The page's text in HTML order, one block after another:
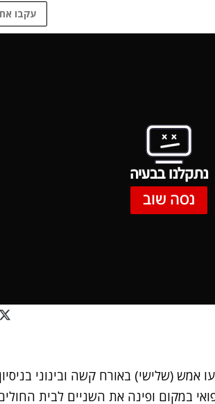
עקבו
נתקלנו בבעיה
נסה שוב
ה-20 לחייהם נפצעו אמש (שלישי) באורח קשה ובינוני
במקום ופינה את השניים לבית החולים